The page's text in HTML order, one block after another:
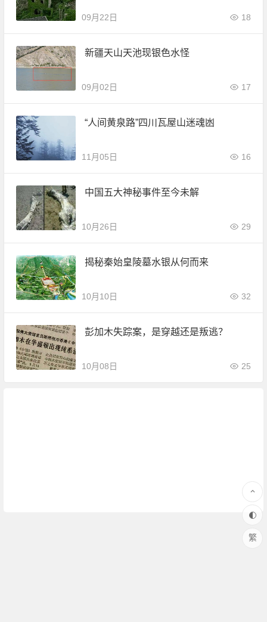
09月22日 18
新疆天山天池现银色水怪
09月02日 17
“人间黄泉路”四川瓦屋山迷魂凼
11月05日 16
中国五大神秘事件至今未解
10月26日 29
揭秘秦始皇陵墓水银从何而来
10月10日 32
彭加木失踪案，是穿越还是叛逃？
10月08日 25
繁